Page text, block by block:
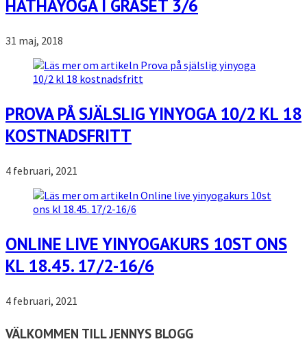
HATHAYOGA I GRÄSET 3/6
31 maj, 2018
PROVA PÅ SJÄLSLIG YINYOGA 10/2 KL 18
KOSTNADSFRITT
4 februari, 2021
ONLINE LIVE YINYOGAKURS 10ST ONS
KL 18.45. 17/2-16/6
4 februari, 2021
VÄLKOMMEN TILL JENNYS BLOGG